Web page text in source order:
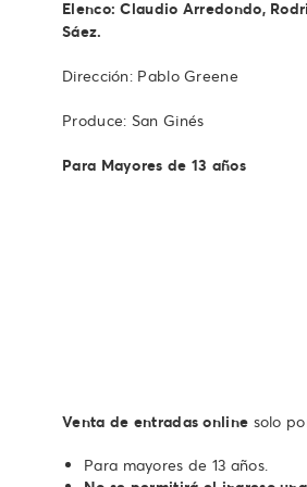
Elenco: Claudio Arredondo,
Sáez.
Dirección: Pablo Greene
Produce: San Ginés
Para Mayores de 13 años
Venta de entradas online solo
Para mayores de 13 años.